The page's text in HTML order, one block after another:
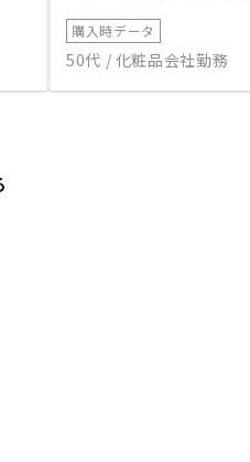
購入時データ
50代 / 化粧品会社勤務